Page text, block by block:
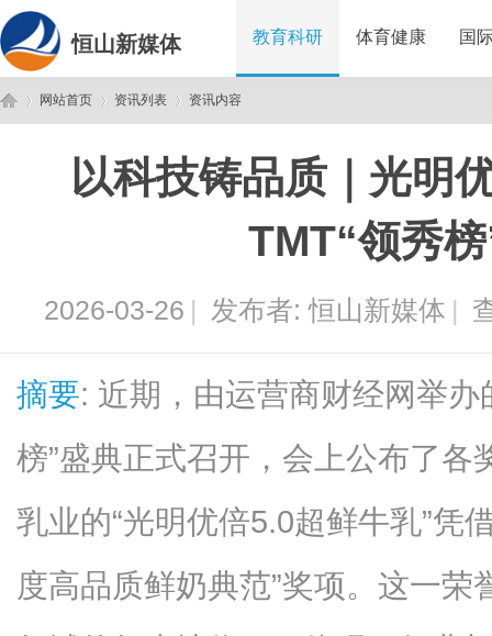
恒山新媒体 教育科研 体育健康 国
网站首页
›
资讯列表
›
资讯内容
以科技铸品质｜光明
TMT“领秀
2026-03-26 | 发布者:恒山新媒体 |
摘要: 近期，由运营商财经网举
榜”盛典正式召开，会上公布了
乳业的“光明优倍5.0超鲜牛乳”凭
度高品质鲜奶典范”奖项。这一